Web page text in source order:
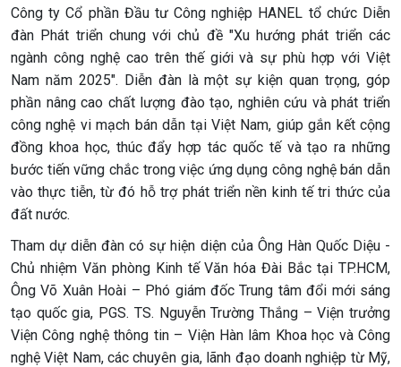
Công ty Cổ phần Đầu tư Công nghiệp HANEL tổ chức Diễn
đàn Phát triển chung với chủ đề "Xu hướng phát triển các
ngành công nghệ cao trên thế giới và sự phù hợp với Việt
Nam năm 2025". Diễn đàn là một sự kiện quan trọng, góp
phần nâng cao chất lượng đào tạo, nghiên cứu và phát triển
công nghệ vi mạch bán dẫn tại Việt Nam, giúp gắn kết cộng
đồng khoa học, thúc đẩy hợp tác quốc tế và tạo ra những
bước tiến vững chắc trong việc ứng dụng công nghệ bán dẫn
vào thực tiễn, từ đó hỗ trợ phát triển nền kinh tế tri thức của
đất nước.
Tham dự diễn đàn có sự hiện diện của Ông Hàn Quốc Diệu -
Chủ nhiệm Văn phòng Kinh tế Văn hóa Đài Bắc tại TP.HCM,
Ông Võ Xuân Hoài – Phó giám đốc Trung tâm đổi mới sáng
tạo quốc gia, PGS. TS. Nguyễn Trường Thắng – Viện trưởng
Viện Công nghệ thông tin – Viện Hàn lâm Khoa học và Công
nghệ Việt Nam, các chuyên gia, lãnh đạo doanh nghiệp từ Mỹ,